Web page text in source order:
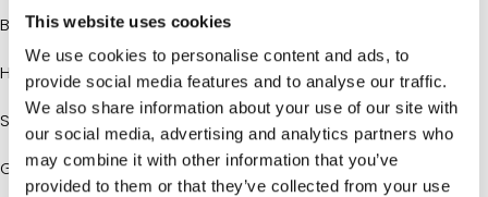
This website uses cookies
We use cookies to personalise content and ads, to
provide social media features and to analyse our traffic.
We also share information about your use of our site with
our social media, advertising and analytics partners who
may combine it with other information that you’ve
provided to them or that they’ve collected from your use
BREDD: 2240 mm
HÖJD: 2340 mm
Storlek
GOLVYTA: 6 m²